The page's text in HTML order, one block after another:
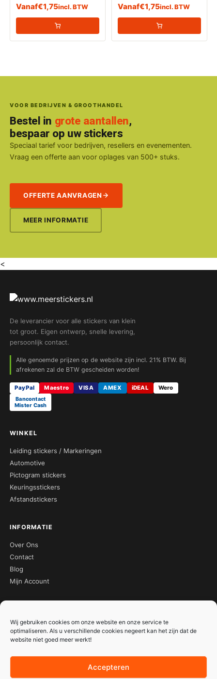
Wij gebruiken cookies om onze website en onze service te
optimaliseren. Als u verschillende cookies negeert kan het zijn dat de
website niet goed meer werkt!
Accepteren
Vanaf€1,75incl. BTW Vanaf€1,75incl. BTW
VOOR BEDRIJVEN & GROOTHANDEL
Bestel in grote aantallen,
bespaar op uw stickers
Speciaal tarief voor bedrijven, resellers en evenementen.
Vraag een offerte aan voor oplages van 500+ stuks.
OFFERTE AANVRAGEN
MEER INFORMATIE
<
De leverancier voor alle stickers van klein
tot groot. Eigen ontwerp, snelle levering,
persoonlijk contact.
Alle genoemde prijzen op de website zijn incl. 21% BTW. Bij
afrekenen zal de BTW gescheiden worden!
PayPal Maestro VISA AMEX iDEAL
Wero
Bancontact
Mister Cash
WINKEL
Leiding stickers / Markeringen
Automotive
Pictogram stickers
Keuringsstickers
Afstandstickers
INFORMATIE
Over Ons
Contact
Blog
Mijn Account
☏ 0413-273052
✉ info@meerstickers.nl
Stuur een bericht